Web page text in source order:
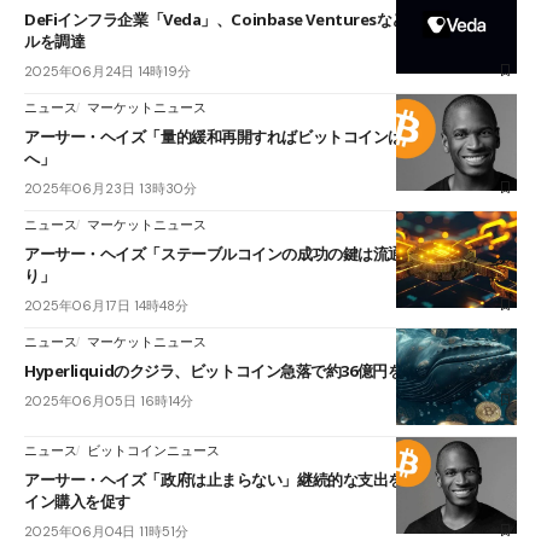
DeFiインフラ企業「Veda」、Coinbase Venturesなどから1,800万ド
ルを調達
2025年06月24日 14時19分
ニュース マーケットニュース
アーサー・ヘイズ「量的緩和再開すればビットコインは真の安全資産
へ」
2025年06月23日 13時30分
ニュース マーケットニュース
アーサー・ヘイズ「ステーブルコインの成功の鍵は流通チャネルにあ
り」
2025年06月17日 14時48分
ニュース マーケットニュース
Hyperliquidのクジラ、ビットコイン急落で約36億円を失う
2025年06月05日 16時14分
ニュース ビットコインニュース
アーサー・ヘイズ「政府は止まらない」継続的な支出を背景にビットコ
イン購入を促す
2025年06月04日 11時51分